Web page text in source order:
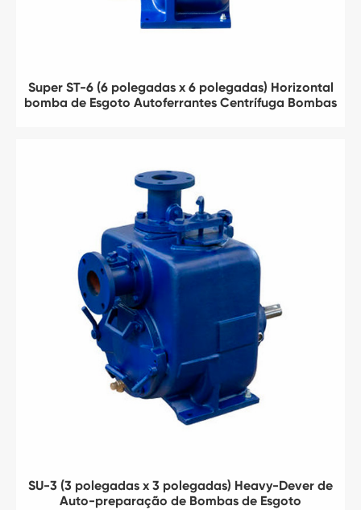
Super ST-6 (6 polegadas x 6 polegadas) Horizontal
bomba de Esgoto Autoferrantes Centrífuga Bombas
SU-3 (3 polegadas x 3 polegadas) Heavy-Dever de
Auto-preparação de Bombas de Esgoto